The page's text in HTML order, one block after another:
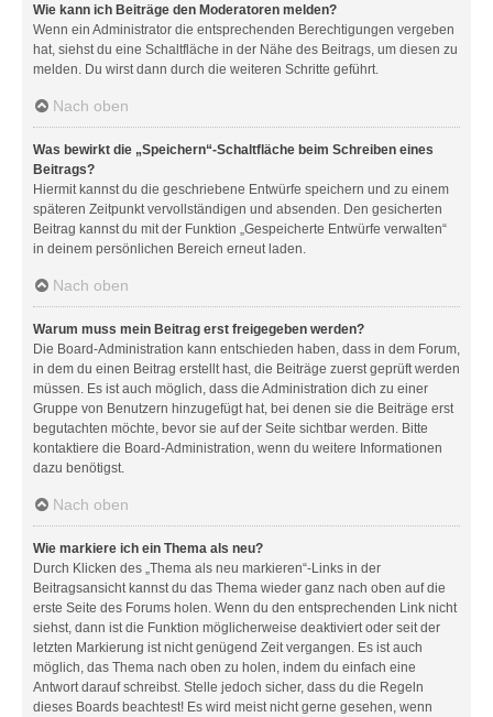
Wie kann ich Beiträge den Moderatoren melden?
Wenn ein Administrator die entsprechenden Berechtigungen vergeben
hat, siehst du eine Schaltfläche in der Nähe des Beitrags, um diesen zu
melden. Du wirst dann durch die weiteren Schritte geführt.
Nach oben
Was bewirkt die „Speichern“-Schaltfläche beim Schreiben eines
Beitrags?
Hiermit kannst du die geschriebene Entwürfe speichern und zu einem
späteren Zeitpunkt vervollständigen und absenden. Den gesicherten
Beitrag kannst du mit der Funktion „Gespeicherte Entwürfe verwalten“
in deinem persönlichen Bereich erneut laden.
Nach oben
Warum muss mein Beitrag erst freigegeben werden?
Die Board-Administration kann entschieden haben, dass in dem Forum,
in dem du einen Beitrag erstellt hast, die Beiträge zuerst geprüft werden
müssen. Es ist auch möglich, dass die Administration dich zu einer
Gruppe von Benutzern hinzugefügt hat, bei denen sie die Beiträge erst
begutachten möchte, bevor sie auf der Seite sichtbar werden. Bitte
kontaktiere die Board-Administration, wenn du weitere Informationen
dazu benötigst.
Nach oben
Wie markiere ich ein Thema als neu?
Durch Klicken des „Thema als neu markieren“-Links in der
Beitragsansicht kannst du das Thema wieder ganz nach oben auf die
erste Seite des Forums holen. Wenn du den entsprechenden Link nicht
siehst, dann ist die Funktion möglicherweise deaktiviert oder seit der
letzten Markierung ist nicht genügend Zeit vergangen. Es ist auch
möglich, das Thema nach oben zu holen, indem du einfach eine
Antwort darauf schreibst. Stelle jedoch sicher, dass du die Regeln
dieses Boards beachtest! Es wird meist nicht gerne gesehen, wenn